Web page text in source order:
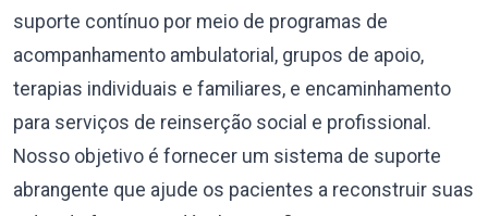
suporte contínuo por meio de programas de
acompanhamento ambulatorial, grupos de apoio,
terapias individuais e familiares, e encaminhamento
para serviços de reinserção social e profissional.
Nosso objetivo é fornecer um sistema de suporte
abrangente que ajude os pacientes a reconstruir suas